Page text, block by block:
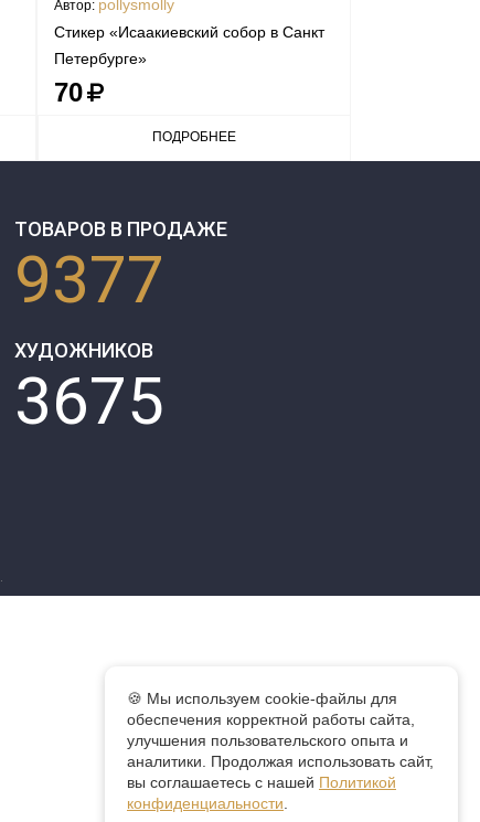
Автор: pollysmolly
Стикер «Исаакиевский собор в Санкт
Петербурге»
70
ПОДРОБНЕЕ
ТОВАРОВ В ПРОДАЖЕ
9377
ХУДОЖНИКОВ
3675
🍪 Мы используем cookie-файлы для
обеспечения корректной работы сайта,
улучшения пользовательского опыта и
аналитики. Продолжая использовать сайт,
вы соглашаетесь с нашей Политикой
конфиденциальности